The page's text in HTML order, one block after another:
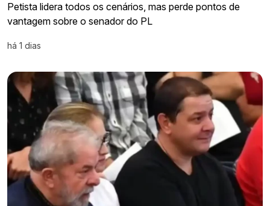
Petista lidera todos os cenários, mas perde pontos de
vantagem sobre o senador do PL
há 1 dias